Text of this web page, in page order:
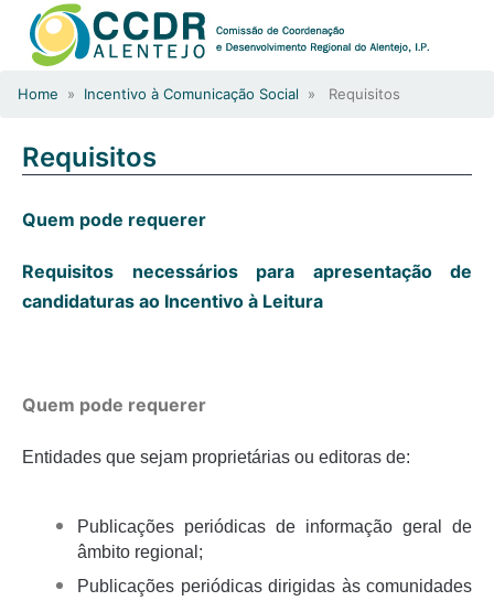
Home » Incentivo à Comunicação Social » Requisitos
Requisitos
Quem pode requerer
Requisitos necessários para apresentação de
candidaturas ao Incentivo à Leitura
Quem pode requerer
Entidades que sejam proprietárias ou editoras de:
Publicações periódicas de informação geral de
âmbito regional;
Publicações periódicas dirigidas às comunidades